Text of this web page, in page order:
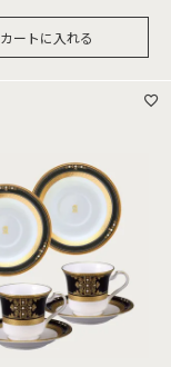
カートに入れる